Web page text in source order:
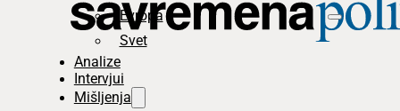
Evropa
Svet
Analize
Intervjui
Mišljenja